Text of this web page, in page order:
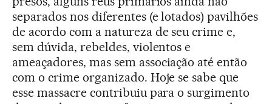
separados nos diferentes (e lotados) pavilhões
de acordo com a natureza de seu crime e,
sem dúvida, rebeldes, violentos e
ameaçadores, mas sem associação até então
com o crime organizado. Hoje se sabe que
esse massacre contribuiu para o surgimento